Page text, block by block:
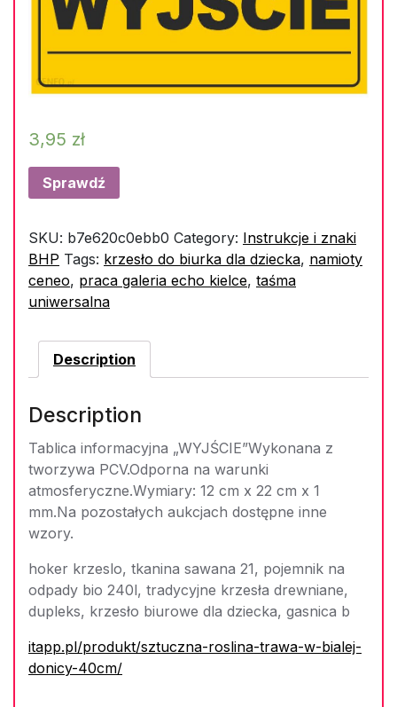
3,95 zł
Sprawdź
SKU: b7e620c0ebb0 Category: Instrukcje i znaki
BHP Tags: krzesło do biurka dla dziecka, namioty
ceneo, praca galeria echo kielce, taśma
uniwersalna
Description
Description
Tablica informacyjna „WYJŚCIE”Wykonana z
tworzywa PCV.Odporna na warunki
atmosferyczne.Wymiary: 12 cm x 22 cm x 1
mm.Na pozostałych aukcjach dostępne inne
wzory.
hoker krzeslo, tkanina sawana 21, pojemnik na
odpady bio 240l, tradycyjne krzesła drewniane,
dupleks, krzesło biurowe dla dziecka, gasnica b
itapp.pl/produkt/sztuczna-roslina-trawa-w-bialej-
donicy-40cm/